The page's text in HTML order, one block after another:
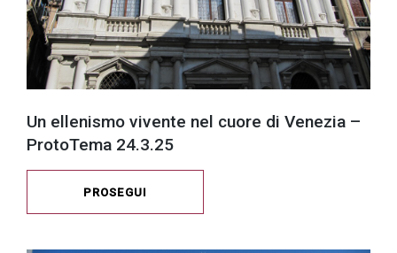
Un ellenismo vivente nel cuore di Venezia –
ProtoTema 24.3.25
PROSEGUI